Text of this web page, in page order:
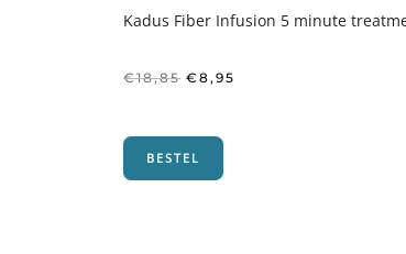
Kadus Fiber Infusion 5 minute
€18,85 Oorspronkelijke
€ 8,95
BESTEL